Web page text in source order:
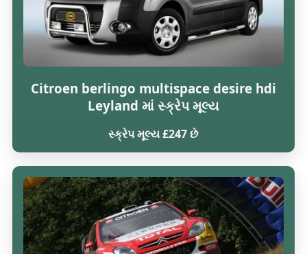
Citroen berlingo multispace desire hdi
Leyland માં સ્ક્રેપ મૂલ્ય
સ્ક્રેપ મૂલ્ય £247 છે